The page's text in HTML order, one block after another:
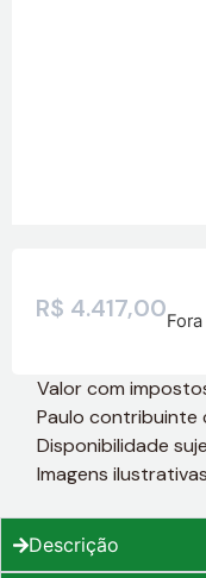
R$ 4.417,00
Valor com
Paulo contribuinte
Disponibilidade
Imagens
Descrição